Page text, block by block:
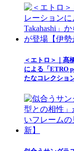
＜エトロ＞｜髙
による「ETRO
たなコレクショ